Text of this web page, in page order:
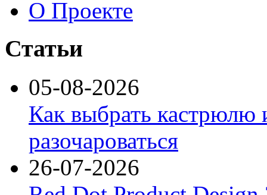
О Проекте
Статьи
05-08-2026
Как выбрать кастрюлю
разочароваться
26-07-2026